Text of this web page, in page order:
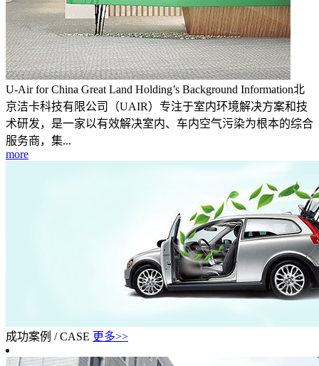
U-Air for China Great Land Holding’s Background Information北
京洁卡科技有限公司（UAIR）专注于室内环境解决方案和技
术研发，是一家以有效解决室内、车内空气污染为根本的综合
服务商，集...
more
成功案例 / CASE 更多>>